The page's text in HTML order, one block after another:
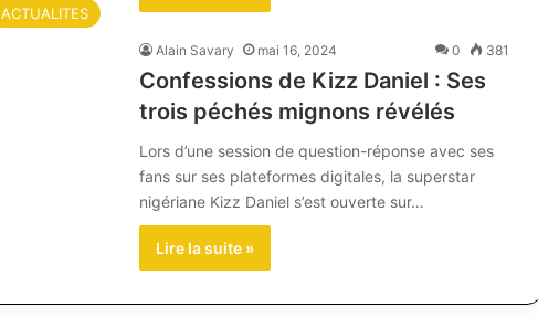
ACTUALITES
Alain Savary mai 16, 2024 0 381
Confessions de Kizz Daniel : Ses
trois péchés mignons révélés
Lors d’une session de question-réponse avec ses
fans sur ses plateformes digitales, la superstar
nigériane Kizz Daniel s’est ouverte sur…
Lire la suite »